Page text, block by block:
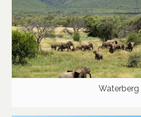
Waterberg